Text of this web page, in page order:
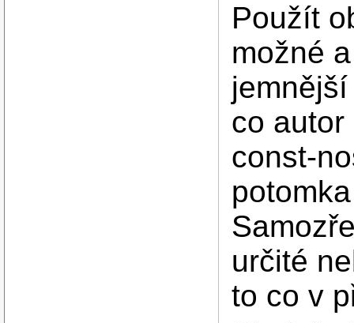
Použít
možné
co
const-
určité
to co v